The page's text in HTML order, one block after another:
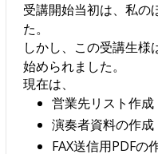
受講開始当初は、私の
た。
しかし、この受講生様
始められました。
現在は、
営業先リスト作成
演奏者資料の作成
FAX送信用PDFの